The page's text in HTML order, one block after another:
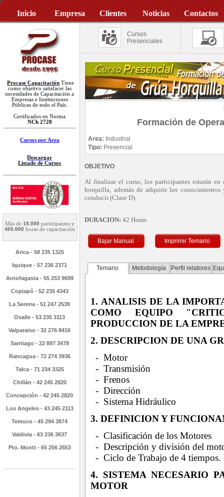
Inicio Empresa Clientes Noticias Contactos
Procase Capacitación Tiene
como objetivo satisfacer las
necesidades de Capacitación a
Empresas e Instituciones
Públicas de todo el País.
Certificados en Norma
NCh 2728
Cursos por Area
Descargar
Listado de Cursos
Más de 18.000 participantes y
400.000 horas de capacitación
Arica - 58 235 1325
Iquique - 57 236 2371
Antofagasta - 55 253 9699
Copiapó - 52 235 4343
La Serena - 51 247 2539
Ovalle - 53 235 3113
Valparaiso - 32 276 8416
Santiago - 22 897 3478
Rancagua - 72 274 3936
Talca - 71 234 3325
Chillán - 42 245 2820
Concepción - 42 245 2820
Los Angeles - 43 245 2113
Temuco - 45 294 3874
Valdivia - 63 236 3637
Pto. Montt - 65 256 2653
Cursos
Presenciales
Formación de
Area: Industrial
Tipo: Presencial
OBJETIVO
Al finalizar el curso, los participantes estarán
horquilla, además de adquirir los
conducir (Clase D).
DURACION: 42 Horas
Bajar Manual Imprimir Temario
Temario Metodología Perfil relatores
1. ANALISIS DE LA
COMO EQUIPO
PRODUCCION DE LA
2. DESCRIPCION DE UNA
- Motor
- Transmisión
- Frenos
- Dirección
- Sistema Hidráulico
3. DEFINICION Y
- Clasificación de los Motores
- Descripción y división del
- Ciclo de Trabajo de 4
4. SISTEMA NECESARIO
MOTOR